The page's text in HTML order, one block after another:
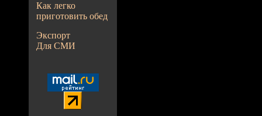
Как легко
приготовить обед
Экспорт
Для СМИ